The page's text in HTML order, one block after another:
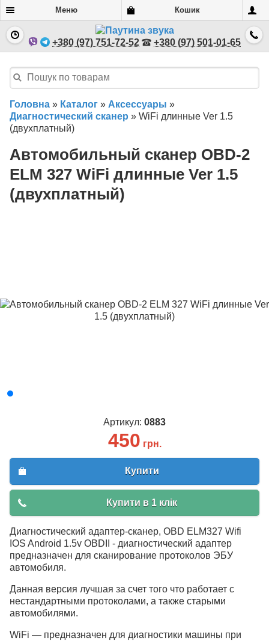
Меню Кошик
+380 (97) 751-72-52 +380 (97) 501-01-65
Головна » Каталог » Аксессуары »
Диагностический сканер » WiFi длинные Ver 1.5
(двухплатный)
Автомобильный сканер OBD-2
ELM 327 WiFi длинные Ver 1.5
(двухплатный)
Артикул: 0883
450 грн.
Купити
Купити в 1 клік
Диагностический адаптер-сканер, OBD ELM327 Wifi
IOS Android 1.5v OBDII - диагностический адаптер
предназначен для сканирование протоколов ЭБУ
автомобиля.
Данная версия лучшая за счет того что работает с
нестандартными протоколами, а также старыми
автомобилями.
WiFi — предназначен для диагностики машины при